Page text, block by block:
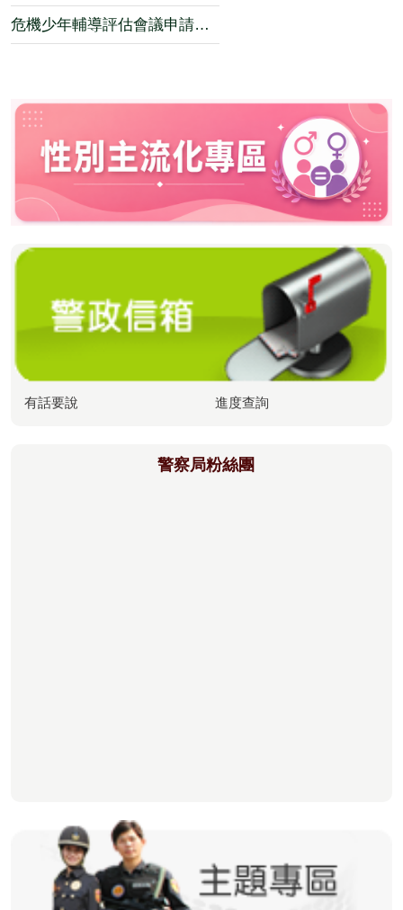
危機少年輔導評估會議申請表單.odt
有話要說 進度查詢
警察局粉絲團